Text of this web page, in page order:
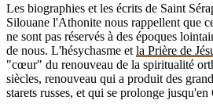
Les bio­gra­phies et les écrits de Saint
Silouane l'Atho­nite nous rap­pellent que
ne sont pas réser­vés à des époques
de nous. L'hé­sy­chasme et la Prière de
"cœur" du renou­veau de la spi­ri­tua­lité
siècles, renou­veau qui a pro­duit des
sta­rets russes, et qui se pro­longe jus­qu'en